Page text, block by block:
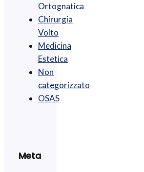
Ortognatica
Chirurgia
Volto
Medicina
Estetica
Non
categorizzato
OSAS
Meta